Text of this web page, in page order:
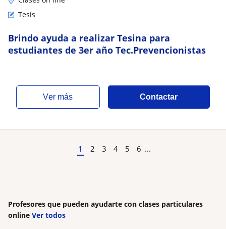
Tesis
Brindo ayuda a realizar Tesina para
estudiantes de 3er año Tec.Prevencionistas
ver más Contactar
1 2 3 4 5 6 ...
Profesores que pueden ayudarte con clases particulares
online Ver todos